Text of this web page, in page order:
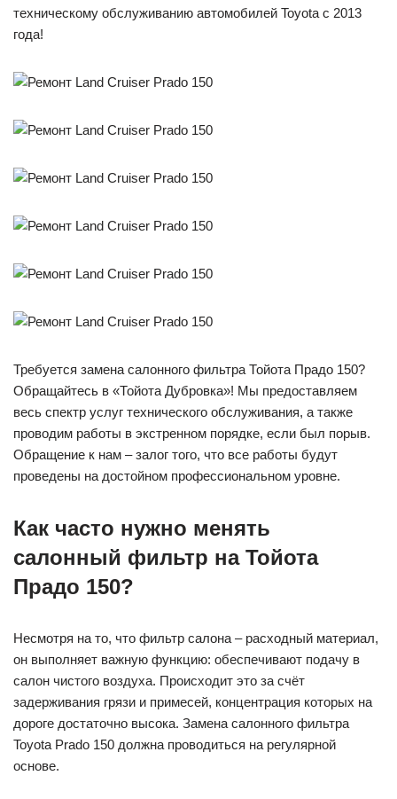
техническому обслуживанию автомобилей Toyota c 2013
года!
Требуется замена салонного фильтра Тойота Прадо 150?
Обращайтесь в «Тойота Дубровка»! Мы предоставляем
весь спектр услуг технического обслуживания, а также
проводим работы в экстренном порядке, если был порыв.
Обращение к нам – залог того, что все работы будут
проведены на достойном профессиональном уровне.
Как часто нужно менять
салонный фильтр на Тойота
Прадо 150?
Несмотря на то, что фильтр салона – расходный материал,
он выполняет важную функцию: обеспечивают подачу в
салон чистого воздуха. Происходит это за счёт
задерживания грязи и примесей, концентрация которых на
дороге достаточно высока. Замена салонного фильтра
Toyota Prado 150 должна проводиться на регулярной
основе.